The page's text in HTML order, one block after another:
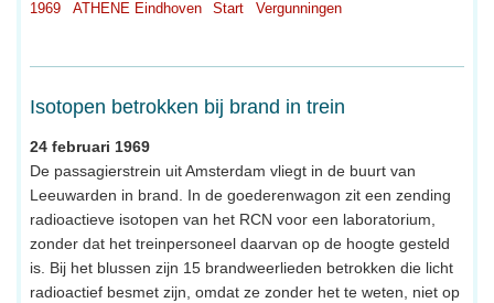
1969
ATHENE Eindhoven Start Vergunningen
Isotopen betrokken bij brand in trein
24 februari 1969
De passagierstrein uit Amsterdam vliegt in de buurt van
Leeuwarden in brand. In de goederenwagon zit een zending
radioactieve isotopen van het RCN voor een laboratorium,
zonder dat het treinpersoneel daarvan op de hoogte gesteld
is. Bij het blussen zijn 15 brandweerlieden betrokken die licht
radioactief besmet zijn, omdat ze zonder het te weten, niet op